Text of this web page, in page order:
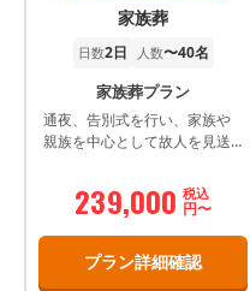
家族葬
日数2日 人数〜40名
家族葬プラン
通夜、告別式を行い、家族や
親族を中心として故人を見送
239,000 税込
円〜
プラン詳細確認